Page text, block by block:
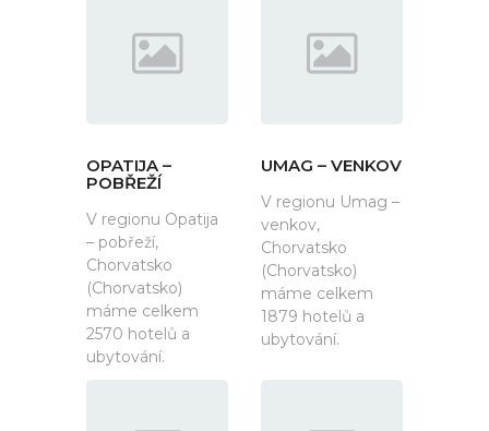
OPATIJA –
POBŘEŽÍ
V regionu Opatija
– pobřeží,
Chorvatsko
(Chorvatsko)
máme celkem
2570 hotelů a
ubytování.
UMAG – VENKOV
V regionu Umag –
venkov,
Chorvatsko
(Chorvatsko)
máme celkem
1879 hotelů a
ubytování.